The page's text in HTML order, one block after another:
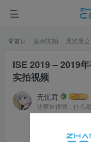
首页 案例实拍 展览展会
ISE 2019 – 2019
实拍视频
无忧君
这家伙很懒，什么都